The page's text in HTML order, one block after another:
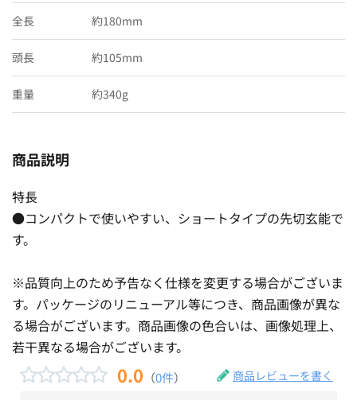
全長 約180mm
頭長 約105mm
重量 約340g
商品説明
特長
●コンパクトで使いやすい、ショートタイプの先切玄能で
す。
※品質向上のため予告なく仕様を変更する場合がございま
す。パッケージのリニューアル等につき、商品画像が異な
る場合がございます。商品画像の色合いは、画像処理上、
若干異なる場合がございます。
0.0 （0件） 商品レビューを書く